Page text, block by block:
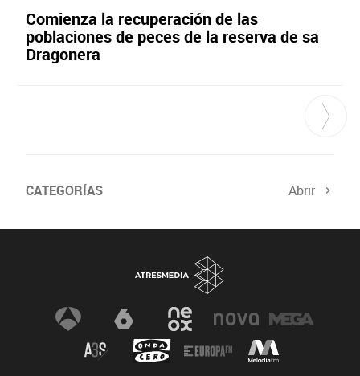
Comienza la recuperación de las
poblaciones de peces de la reserva de sa
Dragonera
CATEGORÍAS Abrir